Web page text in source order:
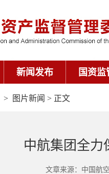
新闻发布 国资监
> 图片新闻 > 正文
中航集团全力
文章来源：中国